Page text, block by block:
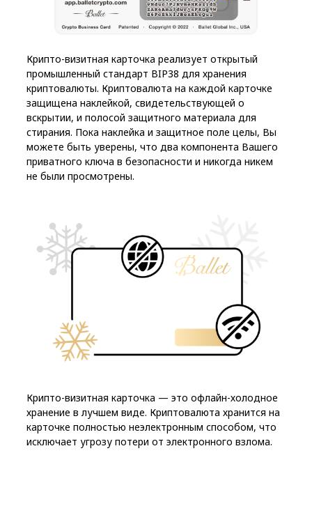
Крипто-визитная карточка реализует открытый
промышленный стандарт BIP38 для хранения
криптовалюты. Криптовалюта на каждой карточке
защищена наклейкой, свидетельствующей о
вскрытии, и полосой защитного материала для
стирания. Пока наклейка и защитное поле целы, Вы
можете быть уверены, что два компонента Вашего
приватного ключа в безопасности и никогда никем
не были просмотрены.
Крипто-визитная карточка — это офлайн-холодное
хранение в лучшем виде. Криптовалюта хранится на
карточке полностью неэлектронным способом, что
исключает угрозу потери от электронного взлома.